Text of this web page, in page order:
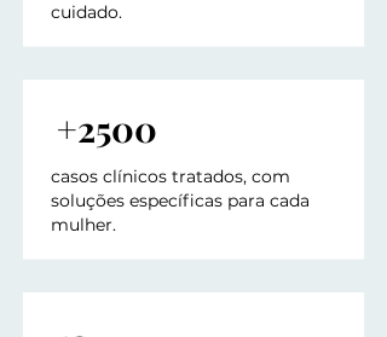
cuidado.
+2500
casos clínicos tratados, com
soluções específicas para cada
mulher.